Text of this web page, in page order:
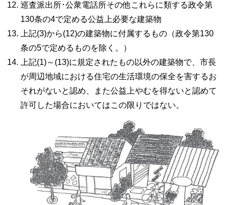
巡査派出所･公衆電話所その他これらに類する政令第
130条の4で定める公益上必要な建築物
上記(3)から(12)の建築物に付属するもの（政令第130
条の5で定めるものを除く。）
上記(1)～(13)に規定されたもの以外の建築物で、市長
が周辺地域における住宅の生活環境の保全を害するお
それがないと認め、また公益上やむを得ないと認めて
許可した場合においてはこの限りではない。